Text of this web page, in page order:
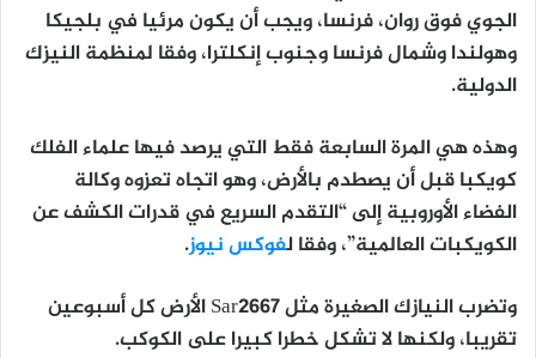
الجوي فوق روان، فرنسا، ويجب أن يكون مرئيا في بلجيكا
وهولندا وشمال فرنسا وجنوب إنكلترا، وفقا لمنظمة النيزك
الدولية.
وهذه هي المرة السابعة فقط التي يرصد فيها علماء الفلك
كويكبا قبل أن يصطدم بالأرض، وهو اتجاه تعزوه وكالة
الفضاء الأوروبية إلى “التقدم السريع في قدرات الكشف عن
الكويكبات العالمية”، وفقا لفوكس نيوز.
وتضرب النيازك الصغيرة مثل Sar2667 الأرض كل أسبوعين
تقريبا، ولكنها لا تشكل خطرا كبيرا على الكوكب.